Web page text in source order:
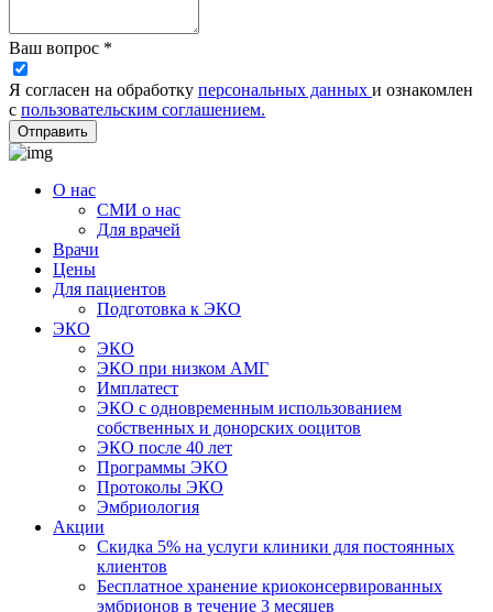
Ваш вопрос *
Я согласен на обработку персональных данных и ознакомлен
с пользовательским соглашением.
Отправить
О нас
СМИ о нас
Для врачей
Врачи
Цены
Для пациентов
Подготовка к ЭКО
ЭКО
ЭКО
ЭКО при низком АМГ
Имплатест
ЭКО с одновременным использованием
собственных и донорских ооцитов
ЭКО после 40 лет
Программы ЭКО
Протоколы ЭКО
Эмбриология
Акции
Скидка 5% на услуги клиники для постоянных
клиентов
Бесплатное хранение криоконсервированных
эмбрионов в течение 3 месяцев